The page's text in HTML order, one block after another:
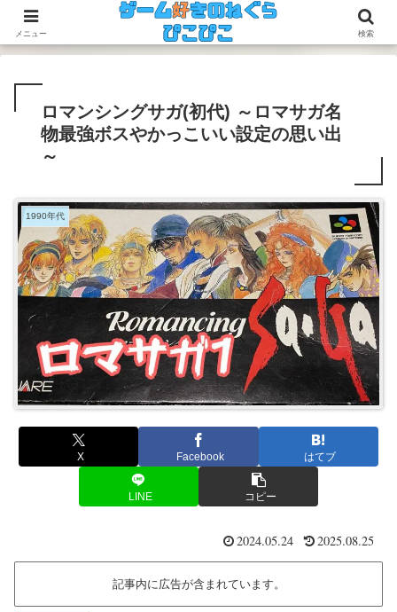
今のゲームも昔のゲームも面白い！
ロマンシングサガ(初代) ～ロマサガ名
物最強ボスやかっこいい設定の思い出
～
1990年代
X Facebook はてブ
LINE コピー
2024.05.24 2025.08.25
記事内に広告が含まれています。
メニュー 検索